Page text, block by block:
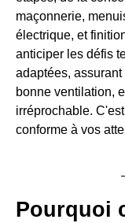
maçonnerie,
électrique, et
anticiper les défis
adaptées,
bonne ventilation,
irréprochable.
conforme à vos
Pourquoi